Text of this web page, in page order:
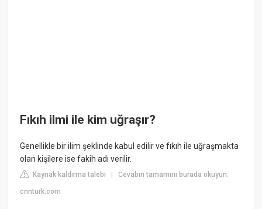
Fıkıh ilmi ile kim uğraşır?
Genellikle bir ilim şeklinde kabul edilir ve fıkıh ile uğraşmakta
olan kişilere ise fakih adı verilir.
Kaynak kaldırma talebi |Cevabın tamamını burada okuyun:
cnnturk.com